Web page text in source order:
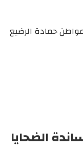
حمادة الرضيع
الضحايا